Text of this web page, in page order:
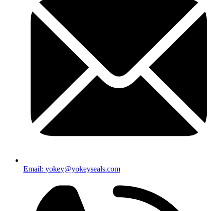
Email: yokey@yokeyseals.com